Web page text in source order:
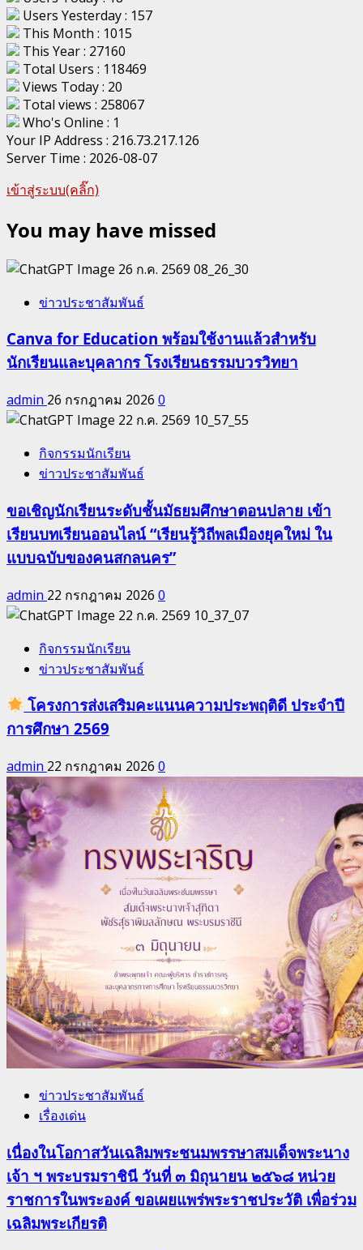
Users Yesterday : 157
This Month : 1015
This Year : 27160
Total Users : 118469
Views Today : 20
Total views : 258067
Who's Online : 1
Your IP Address : 216.73.217.126
Server Time : 2026-08-07
เข้าสู่ระบบ(คลิ๊ก)
You may have missed
ข่าวประชาสัมพันธ์
Canva for Education พร้อมใช้งานแล้วสำหรับ
นักเรียนและบุคลากร โรงเรียนธรรมบวรวิทยา
admin 26 กรกฎาคม 2026 0
กิจกรรมนักเรียน
ข่าวประชาสัมพันธ์
ขอเชิญนักเรียนระดับชั้นมัธยมศึกษาตอนปลาย เข้า
เรียนบทเรียนออนไลน์ “เรียนรู้วิถีพลเมืองยุคใหม่ ใน
แบบฉบับของคนสกลนคร”
admin 22 กรกฎาคม 2026 0
กิจกรรมนักเรียน
ข่าวประชาสัมพันธ์
โครงการส่งเสริมคะแนนความประพฤติดี ประจำปี
การศึกษา 2569
admin 22 กรกฎาคม 2026 0
ข่าวประชาสัมพันธ์
เรื่องเด่น
เนื่องในโอกาสวันเฉลิมพระชนมพรรษาสมเด็จพระนาง
เจ้า ฯ พระบรมราชินี วันที่ ๓ มิถุนายน ๒๕๖๘ หน่วย
ราชการในพระองค์ ขอเผยแพร่พระราชประวัติ เพื่อร่วม
เฉลิมพระเกียรติ